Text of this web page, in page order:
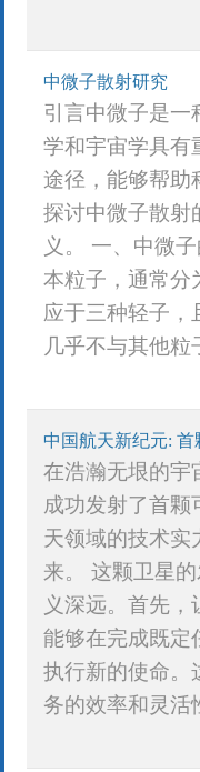
中微子散射研究
引言中微子是一
学和宇宙学具有
途径，能够帮助
探讨中微子散射
义。 一、中微
本粒子，通常分
应于三种轻子，
几乎不与其他
中国航天新纪元:
在浩瀚无垠的宇
成功发射了首
天领域的技术实
来。 这颗卫星
义深远。首先
能够在完成既定
执行新的使命。
务的效率和灵活